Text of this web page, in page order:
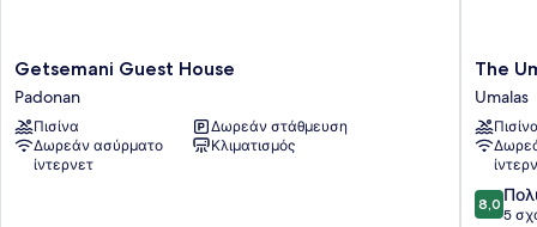
Getsemani
Guest
House
Padonan
Getsemani Guest House
Padonan
Πισίνα
Δωρεάν στάθμευση
Δωρεάν ασύρματο
ίντερνετ
Κλιματισμός
The
Umalas
Umalas
The
Umalas
8.0
στα
8,0
5